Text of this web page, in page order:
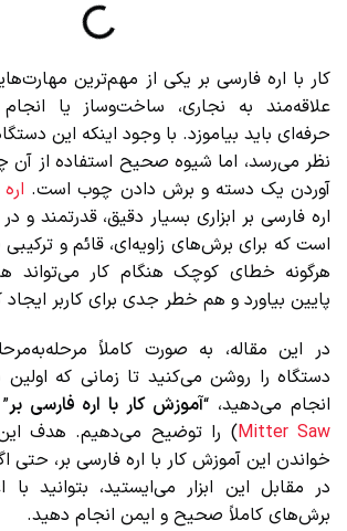
کار با اره فارسی بر یکی از مهم‌ترین
علاقه‌مند به نجاری، ساخت‌وساز یا
حرفه‌ای باید بیاموزد. با وجود اینکه این
نظر می‌رسد، اما شیوه صحیح استفاده از آن
آوردن یک دسته و برش دادن چوب است.
اره فارسی بر ابزاری بسیار دقیق،
است که برای برش‌های زاویه‌ای، قائم و
هرگونه خطای کوچک هنگام کار می‌تواند
پایین بیاورد و هم خطر جدی برای کاربر ایجاد
در این مقاله، به ‌صورت کاملاً
دستگاه را روشن می‌کنید تا زمانی که
انجام می‌دهید، “آموزش کار با اره فارسی بر
Mitter Saw) را توضیح می‌دهیم. هدف
خواندن این آموزش کار با اره فارسی بر، حتی
در مقابل این ابزار می‌ایستید، بتوانید
برش‌های کاملاً صحیح و ایمن انجام دهید.